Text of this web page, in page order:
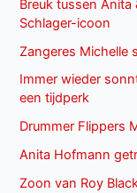
Breuk tussen Anita
Schlager-icoon
Zangeres Michelle
Immer wieder
een tijdperk
Drummer Flippers
Anita Hofmann
Zoon van Roy